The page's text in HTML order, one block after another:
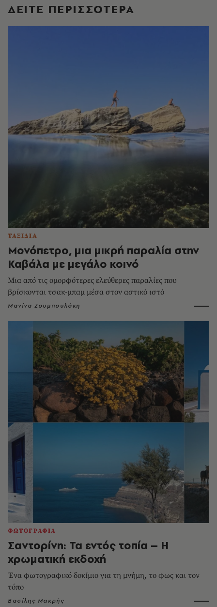
ΔΕΙΤΕ ΠΕΡΙΣΣΟΤΕΡΑ
ΤΑΞΙΔΙΑ
Μονόπετρο, μια μικρή παραλία στην
Καβάλα με μεγάλο κοινό
Μια από τις ομορφότερες ελεύθερες παραλίες που
βρίσκονται τσακ-μπαμ μέσα στον αστικό ιστό
Μανίνα Ζουμπουλάκη
ΦΩΤΟΓΡΑΦΙΑ
Σαντορίνη: Τα εντός τοπία – Η
χρωματική εκδοχή
Ένα φωτογραφικό δοκίμιο για τη μνήμη, το φως και τον
τόπο
Βασίλης Μακρής